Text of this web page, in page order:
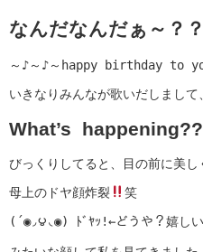
なんだなんだぁ～？
～♪～♪～happy birthday to
いきなりみんなが歌いだしまし
What’s happening??
びっくりしてると、目の前に美
母上のドヤ顔炸裂
笑
(´◉◞౪◟◉) ﾄﾞﾔｯ!←どうや？嬉しい